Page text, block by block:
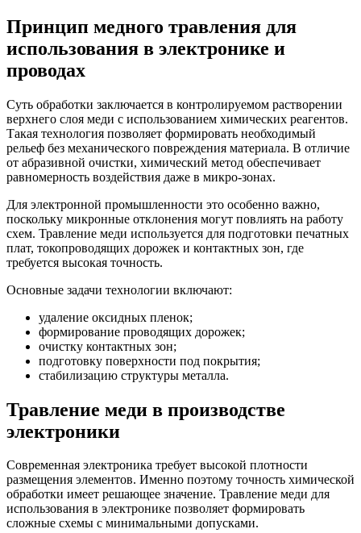
Принцип медного травления для
использования в электронике и
проводах
Суть обработки заключается в контролируемом растворении
верхнего слоя меди с использованием химических реагентов.
Такая технология позволяет формировать необходимый
рельеф без механического повреждения материала. В отличие
от абразивной очистки, химический метод обеспечивает
равномерность воздействия даже в микро-зонах.
Для электронной промышленности это особенно важно,
поскольку микронные отклонения могут повлиять на работу
схем. Травление меди используется для подготовки печатных
плат, токопроводящих дорожек и контактных зон, где
требуется высокая точность.
Основные задачи технологии включают:
удаление оксидных пленок;
формирование проводящих дорожек;
очистку контактных зон;
подготовку поверхности под покрытия;
стабилизацию структуры металла.
Травление меди в производстве
электроники
Современная электроника требует высокой плотности
размещения элементов. Именно поэтому точность химической
обработки имеет решающее значение. Травление меди для
использования в электронике позволяет формировать
сложные схемы с минимальными допусками.